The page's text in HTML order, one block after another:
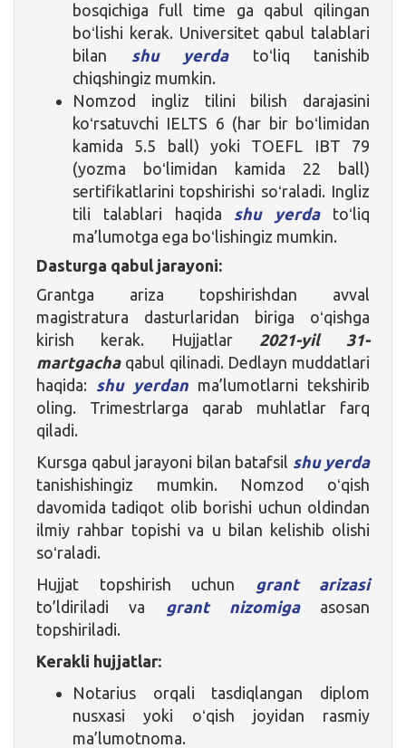
bosqichiga full time ga qabul qilingan
boʻlishi kerak. Universitet qabul talablari
bilan shu yerdatoʻliq tanishib
chiqshingiz mumkin.
Nomzod ingliz tilini bilish darajasini
koʻrsatuvchi IELTS 6 (har bir boʻlimidan
kamida 5.5 ball) yoki TOEFL IBT 79
(yozma boʻlimidan kamida 22 ball)
sertifikatlarini topshirishi soʻraladi. Ingliz
tili talablari haqida shu yerdatoʻliq
ma’lumotga ega boʻlishingiz mumkin.
Dasturga qabul jarayoni:
Grantga ariza topshirishdan avval
magistratura dasturlaridan biriga oʻqishga
kirish kerak. Hujjatlar 2021-yil 31-
martgacha qabul qilinadi. Dedlayn muddatlari
haqida: shu yerdan ma’lumotlarni tekshirib
oling. Trimestrlarga qarab muhlatlar farq
qiladi.
Kursga qabul jarayoni bilan batafsil shu yerda
tanishishingiz mumkin. Nomzod oʻqish
davomida tadiqot olib borishi uchun oldindan
ilmiy rahbar topishi va u bilan kelishib olishi
soʻraladi.
Hujjat topshirish uchun grant arizasi
to’ldiriladi va grant nizomigaasosan
topshiriladi.
Kerakli hujjatlar:
Notarius orqali tasdiqlangan diplom
nusxasi yoki oʻqish joyidan rasmiy
ma’lumotnoma.